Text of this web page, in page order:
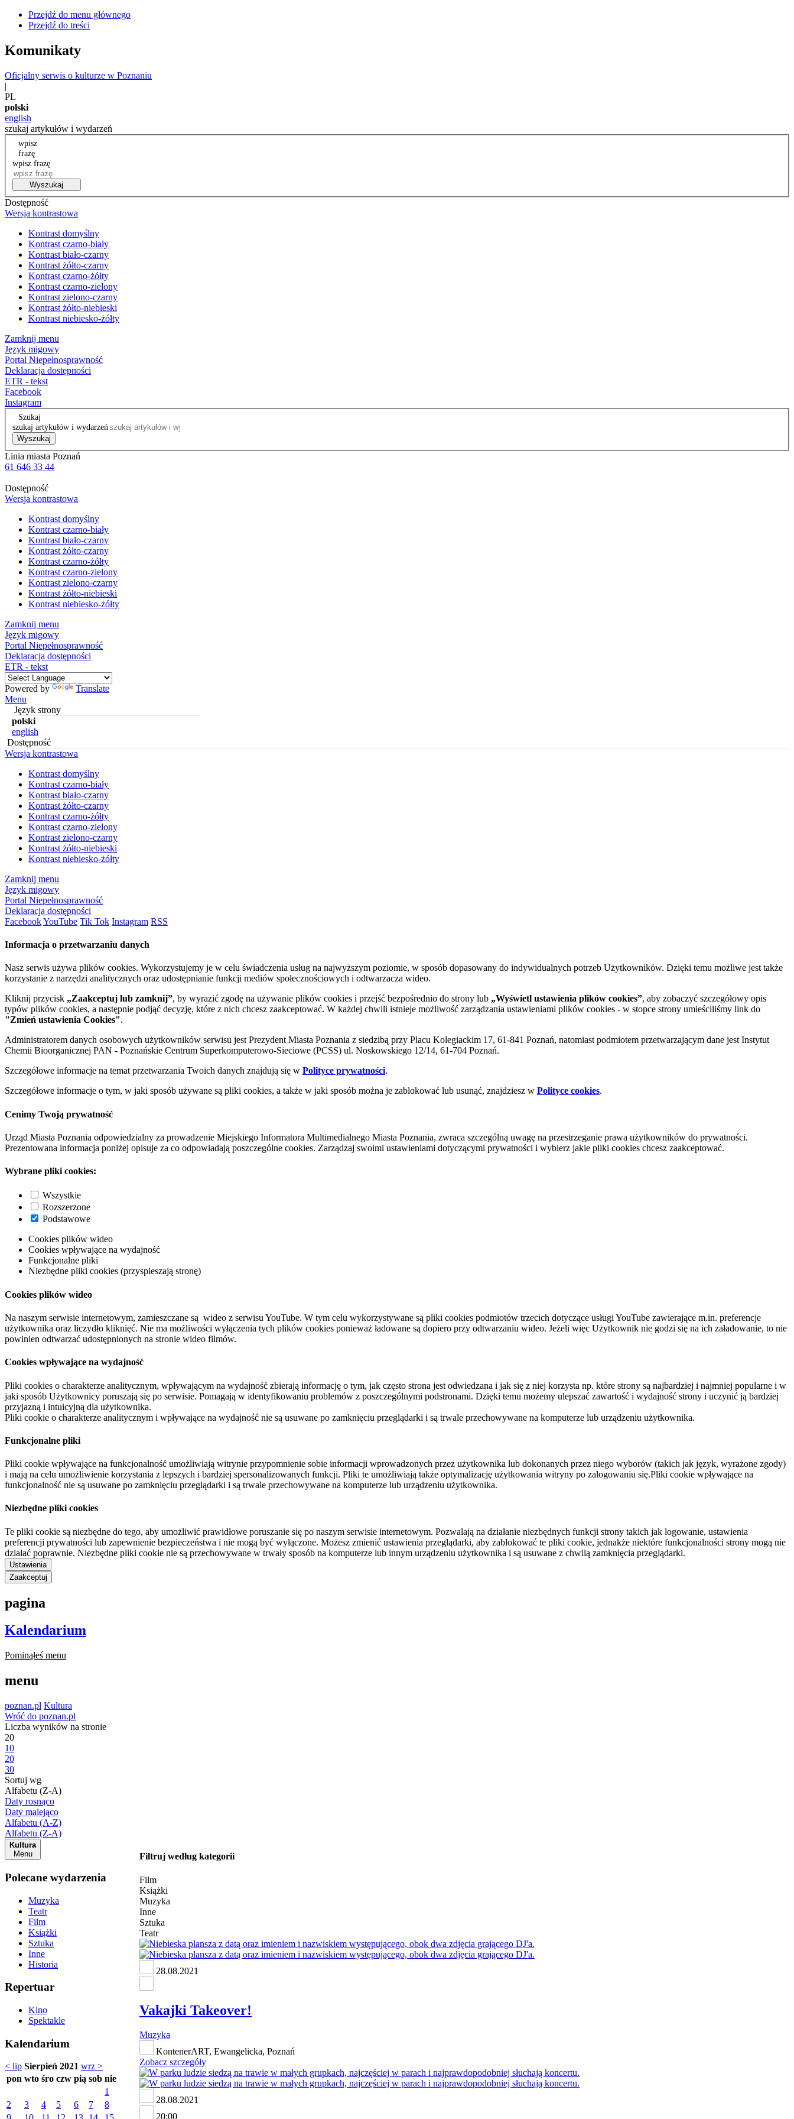
Przejdź do menu głównego
Przejdź do treści
Komunikaty
Oficjalny serwis o kulturze w Poznaniu
|
PL
polski
english
szukaj artykułów i wydarzeń
wpisz
frazę
wpisz frazę
Wyszukaj
Dostępność
Wersja kontrastowa
Kontrast domyślny
Kontrast czarno-biały
Kontrast biało-czarny
Kontrast żółto-czarny
Kontrast czarno-żółty
Kontrast czarno-zielony
Kontrast zielono-czarny
Kontrast żółto-niebieski
Kontrast niebiesko-żółty
Zamknij menu
Język migowy
Portal Niepełnosprawność
Deklaracja dostępności
ETR - tekst
Facebook
Instagram
Szukaj
szukaj artykułów i wydarzeń
Wyszukaj
Linia miasta Poznań
61 646 33 44
Dostępność
Wersja kontrastowa
Kontrast domyślny
Kontrast czarno-biały
Kontrast biało-czarny
Kontrast żółto-czarny
Kontrast czarno-żółty
Kontrast czarno-zielony
Kontrast zielono-czarny
Kontrast żółto-niebieski
Kontrast niebiesko-żółty
Zamknij menu
Język migowy
Portal Niepełnosprawność
Deklaracja dostępności
ETR - tekst
Powered by
Translate
Menu
Język strony
polski
english
Dostępność
Wersja kontrastowa
Kontrast domyślny
Kontrast czarno-biały
Kontrast biało-czarny
Kontrast żółto-czarny
Kontrast czarno-żółty
Kontrast czarno-zielony
Kontrast zielono-czarny
Kontrast żółto-niebieski
Kontrast niebiesko-żółty
Zamknij menu
Język migowy
Portal Niepełnosprawność
Deklaracja dostępności
FacebookYouTube Tik Tok Instagram RSS
Informacja o przetwarzaniu danych
Nasz serwis używa plików cookies. Wykorzystujemy je w celu świadczenia usług na najwyższym poziomie, w sposób dopasowany do indywidualnych potrzeb Użytkowników. Dzięki temu możliwe jest także
korzystanie z narzędzi analitycznych oraz udostępnianie funkcji mediów społecznościowych i odtwarzacza wideo.
Kliknij przycisk „Zaakceptuj lub zamknij”, by wyrazić zgodę na używanie plików cookies i przejść bezpośrednio do strony lub „Wyświetl ustawienia plików cookies”, aby zobaczyć szczegółowy opis
typów plików cookies, a następnie podjąć decyzję, które z nich chcesz zaakceptować. W każdej chwili istnieje możliwość zarządzania ustawieniami plików cookies - w stopce strony umieściliśmy link do
"Zmień ustawienia Cookies".
Administratorem danych osobowych użytkowników serwisu jest Prezydent Miasta Poznania z siedzibą przy Placu Kolegiackim 17, 61-841 Poznań, natomiast podmiotem przetwarzającym dane jest Instytut
Chemii Bioorganicznej PAN - Poznańskie Centrum Superkomputerowo-Sieciowe (PCSS) ul. Noskowskiego 12/14, 61-704 Poznań.
Szczegółowe informacje na temat przetwarzania Twoich danych znajdują się w Polityce prywatności.
Szczegółowe informacje o tym, w jaki sposób używane są pliki cookies, a także w jaki sposób można je zablokować lub usunąć, znajdziesz w Polityce cookies.
Cenimy Twoją prywatność
Urząd Miasta Poznania odpowiedzialny za prowadzenie Miejskiego Informatora Multimedialnego Miasta Poznania, zwraca szczególną uwagę na przestrzeganie prawa użytkowników do prywatności.
Prezentowana informacja poniżej opisuje za co odpowiadają poszczególne cookies. Zarządzaj swoimi ustawieniami dotyczącymi prywatności i wybierz jakie pliki cookies chcesz zaakceptować.
Wybrane pliki cookies:
Wszystkie
Rozszerzone
Podstawowe
Cookies plików wideo
Cookies wpływające na wydajność
Funkcjonalne pliki
Niezbędne pliki cookies (przyspieszają stronę)
Cookies plików wideo
Na naszym serwisie internetowym, zamieszczane są wideo z serwisu YouTube. W tym celu wykorzystywane są pliki cookies podmiotów trzecich dotyczące usługi YouTube zawierające m.in. preferencje
użytkownika oraz liczydło kliknięć. Nie ma możliwości wyłączenia tych plików cookies ponieważ ładowane są dopiero przy odtwarzaniu wideo. Jeżeli więc Użytkownik nie godzi się na ich załadowanie, to nie
powinien odtwarzać udostępnionych na stronie wideo filmów.
Cookies wpływające na wydajność
Pliki cookies o charakterze analitycznym, wpływającym na wydajność zbierają informację o tym, jak często strona jest odwiedzana i jak się z niej korzysta np. które strony są najbardziej i najmniej popularne i w
jaki sposób Użytkownicy poruszają się po serwisie. Pomagają w identyfikowaniu problemów z poszczególnymi podstronami. Dzięki temu możemy ulepszać zawartość i wydajność strony i uczynić ją bardziej
przyjazną i intuicyjną dla użytkownika.
Pliki cookie o charakterze analitycznym i wpływające na wydajność nie są usuwane po zamknięciu przeglądarki i są trwale przechowywane na komputerze lub urządzeniu użytkownika.
Funkcjonalne pliki
Pliki cookie wpływające na funkcjonalność umożliwiają witrynie przypomnienie sobie informacji wprowadzonych przez użytkownika lub dokonanych przez niego wyborów (takich jak język, wyrażone zgody)
i mają na celu umożliwienie korzystania z lepszych i bardziej spersonalizowanych funkcji. Pliki te umożliwiają także optymalizację użytkowania witryny po zalogowaniu się.Pliki cookie wpływające na
funkcjonalność nie są usuwane po zamknięciu przeglądarki i są trwale przechowywane na komputerze lub urządzeniu użytkownika.
Niezbędne pliki cookies
Te pliki cookie są niezbędne do tego, aby umożliwić prawidłowe poruszanie się po naszym serwisie internetowym. Pozwalają na działanie niezbędnych funkcji strony takich jak logowanie, ustawienia
preferencji prywatności lub zapewnienie bezpieczeństwa i nie mogą być wyłączone. Możesz zmienić ustawienia przeglądarki, aby zablokować te pliki cookie, jednakże niektóre funkcjonalności strony mogą nie
działać poprawnie. Niezbędne pliki cookie nie są przechowywane w trwały sposób na komputerze lub innym urządzeniu użytkownika i są usuwane z chwilą zamknięcia przeglądarki.
Ustawienia
Zaakceptuj
pagina
Kalendarium
Pominąłeś menu
menu
poznan.pl Kultura
Wróć do poznan.pl
Liczba wyników na stronie
20
10
20
30
Sortuj wg
Alfabetu (Z-A)
Daty rosnąco
Daty malejąco
Alfabetu (A-Z)
Alfabetu (Z-A)
Kultura
Menu
Polecane wydarzenia
Muzyka
Teatr
Film
Książki
Sztuka
Inne
Historia
Repertuar
Kino
Spektakle
Kalendarium
< lip Sierpień 2021 wrz >
pon wto śro czw pią sob nie
1
2
3 4 5 6 7
8
Filtruj według kategorii
Film
Książki
Muzyka
Inne
Sztuka
Teatr
28.08.2021
Vakajki Takeover!
Muzyka
KontenerART, Ewangelicka, Poznań
Zobacz szczegóły
28.08.2021
20:00